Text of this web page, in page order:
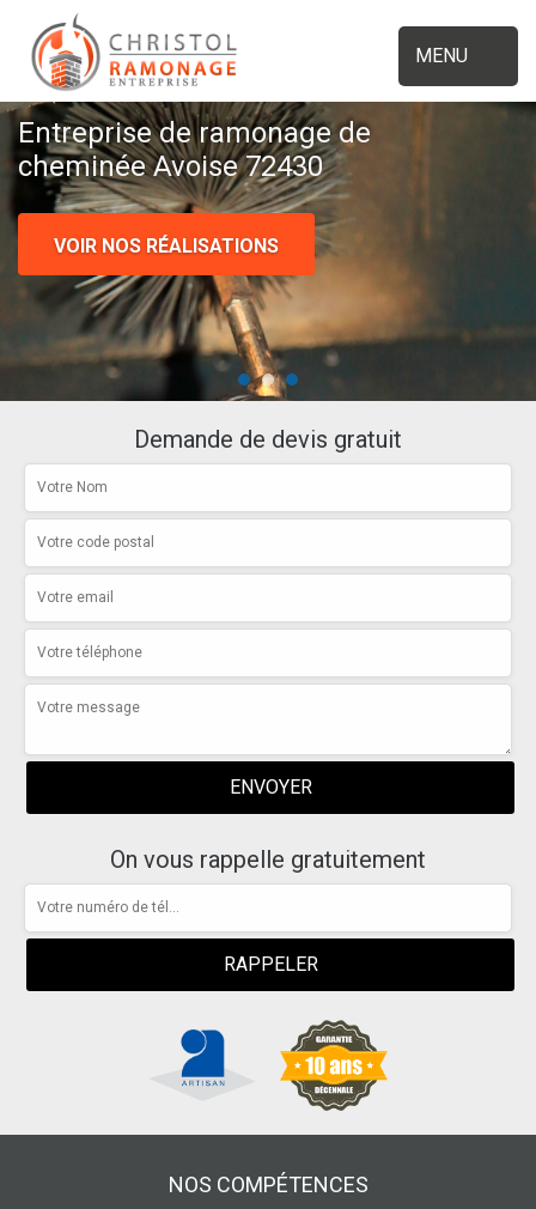
MENU
Entreprise de ramonage de
cheminée Avoise 72430
VOIR NOS RÉALISATIONS
Demande de devis gratuit
On vous rappelle gratuitement
NOS COMPÉTENCES